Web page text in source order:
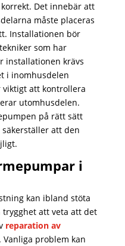
Det innebär att
måste placeras
Installationen bör
som har
installationen krävs
i inomhusdelen
viktigt att kontrollera
utomhusdelen.
på rätt sätt
att den
i
kan ibland stöta
att veta att det
reparation av
Vanliga problem kan